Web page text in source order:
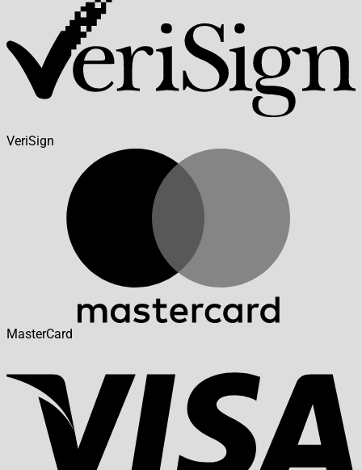
VeriSign
MasterCard